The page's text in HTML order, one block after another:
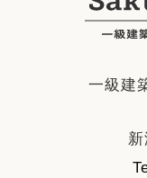
一級建